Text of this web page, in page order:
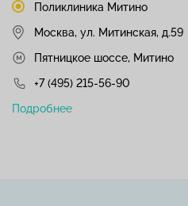
Поликлиника Митино
Москва, ул. Митинская, д.59
Пятницкое шоссе, Митино
+7 (495) 215-56-90
Подробнее